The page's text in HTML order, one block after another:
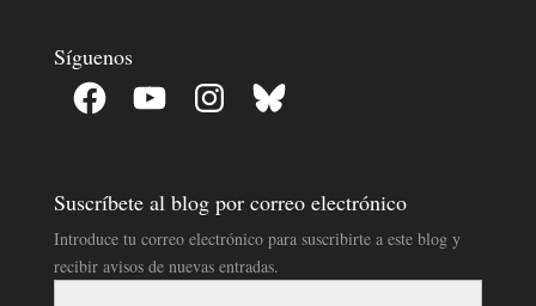
Síguenos
Facebook YouTube InstagramBluesky
Suscríbete al blog por correo electrónico
Introduce tu correo electrónico para suscribirte a este blog y
recibir avisos de nuevas entradas.